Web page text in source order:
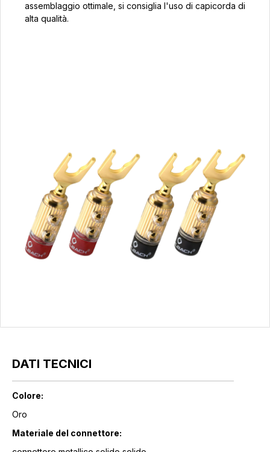
assemblaggio ottimale, si consiglia l'uso di capicorda di
alta qualità.
DATI TECNICI
Colore:
Oro
Materiale del connettore: